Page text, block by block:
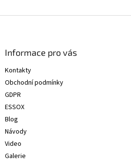
Informace pro vás
Kontakty
Obchodní podmínky
GDPR
ESSOX
Blog
Návody
Video
Galerie